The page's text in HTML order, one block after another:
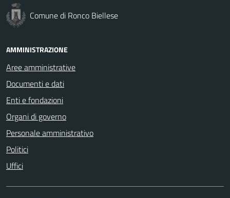
Comune di Ronco Biellese
AMMINISTRAZIONE
Aree amministrative
Documenti e dati
Enti e fondazioni
Organi di governo
Personale amministrativo
Politici
Uffici